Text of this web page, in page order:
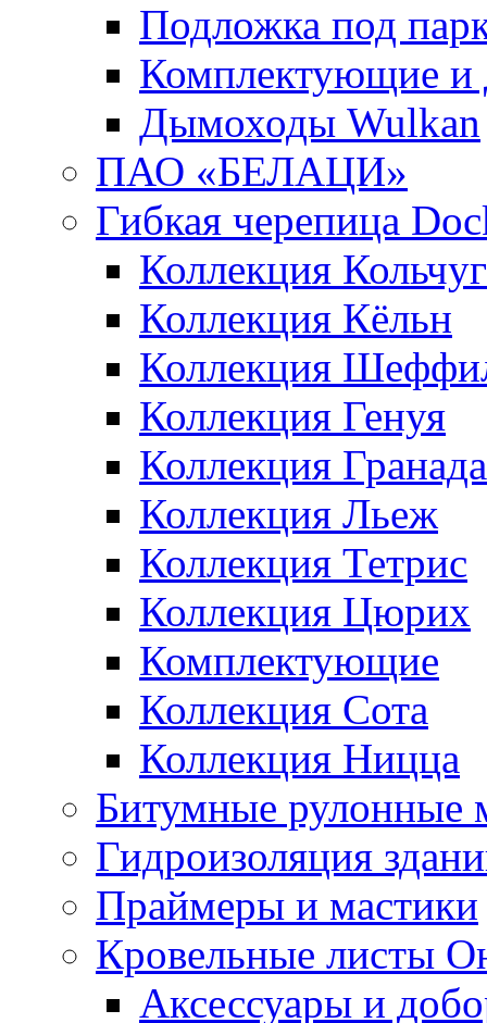
Подложка под
Комплектующие и
Дымоходы Wulkan
ПАО «БЕЛАЦИ»
Гибкая черепица
Коллекция
Коллекция Кёльн
Коллекция
Коллекция Генуя
Коллекция Гранада
Коллекция Льеж
Коллекция Тетрис
Коллекция Цюрих
Комплектующие
Коллекция Сота
Коллекция Ницца
Битумные рулонные
Гидроизоляция
Праймеры и мастики
Кровельные листы
Аксессуары и